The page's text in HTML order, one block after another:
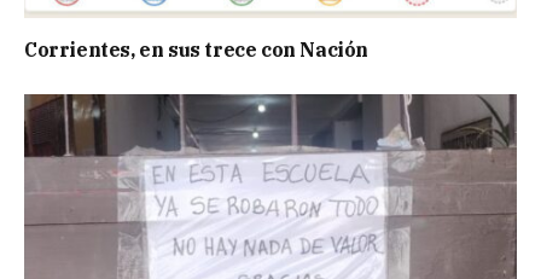
Corrientes, en sus trece con Nación